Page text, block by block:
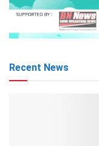
Recent News